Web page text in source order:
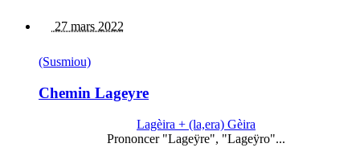
27 mars 2022
(Susmiou)
Chemin Lageyre
Lagèira + (la,era) Gèira
Prononcer "Lageÿre", "Lageÿro"...